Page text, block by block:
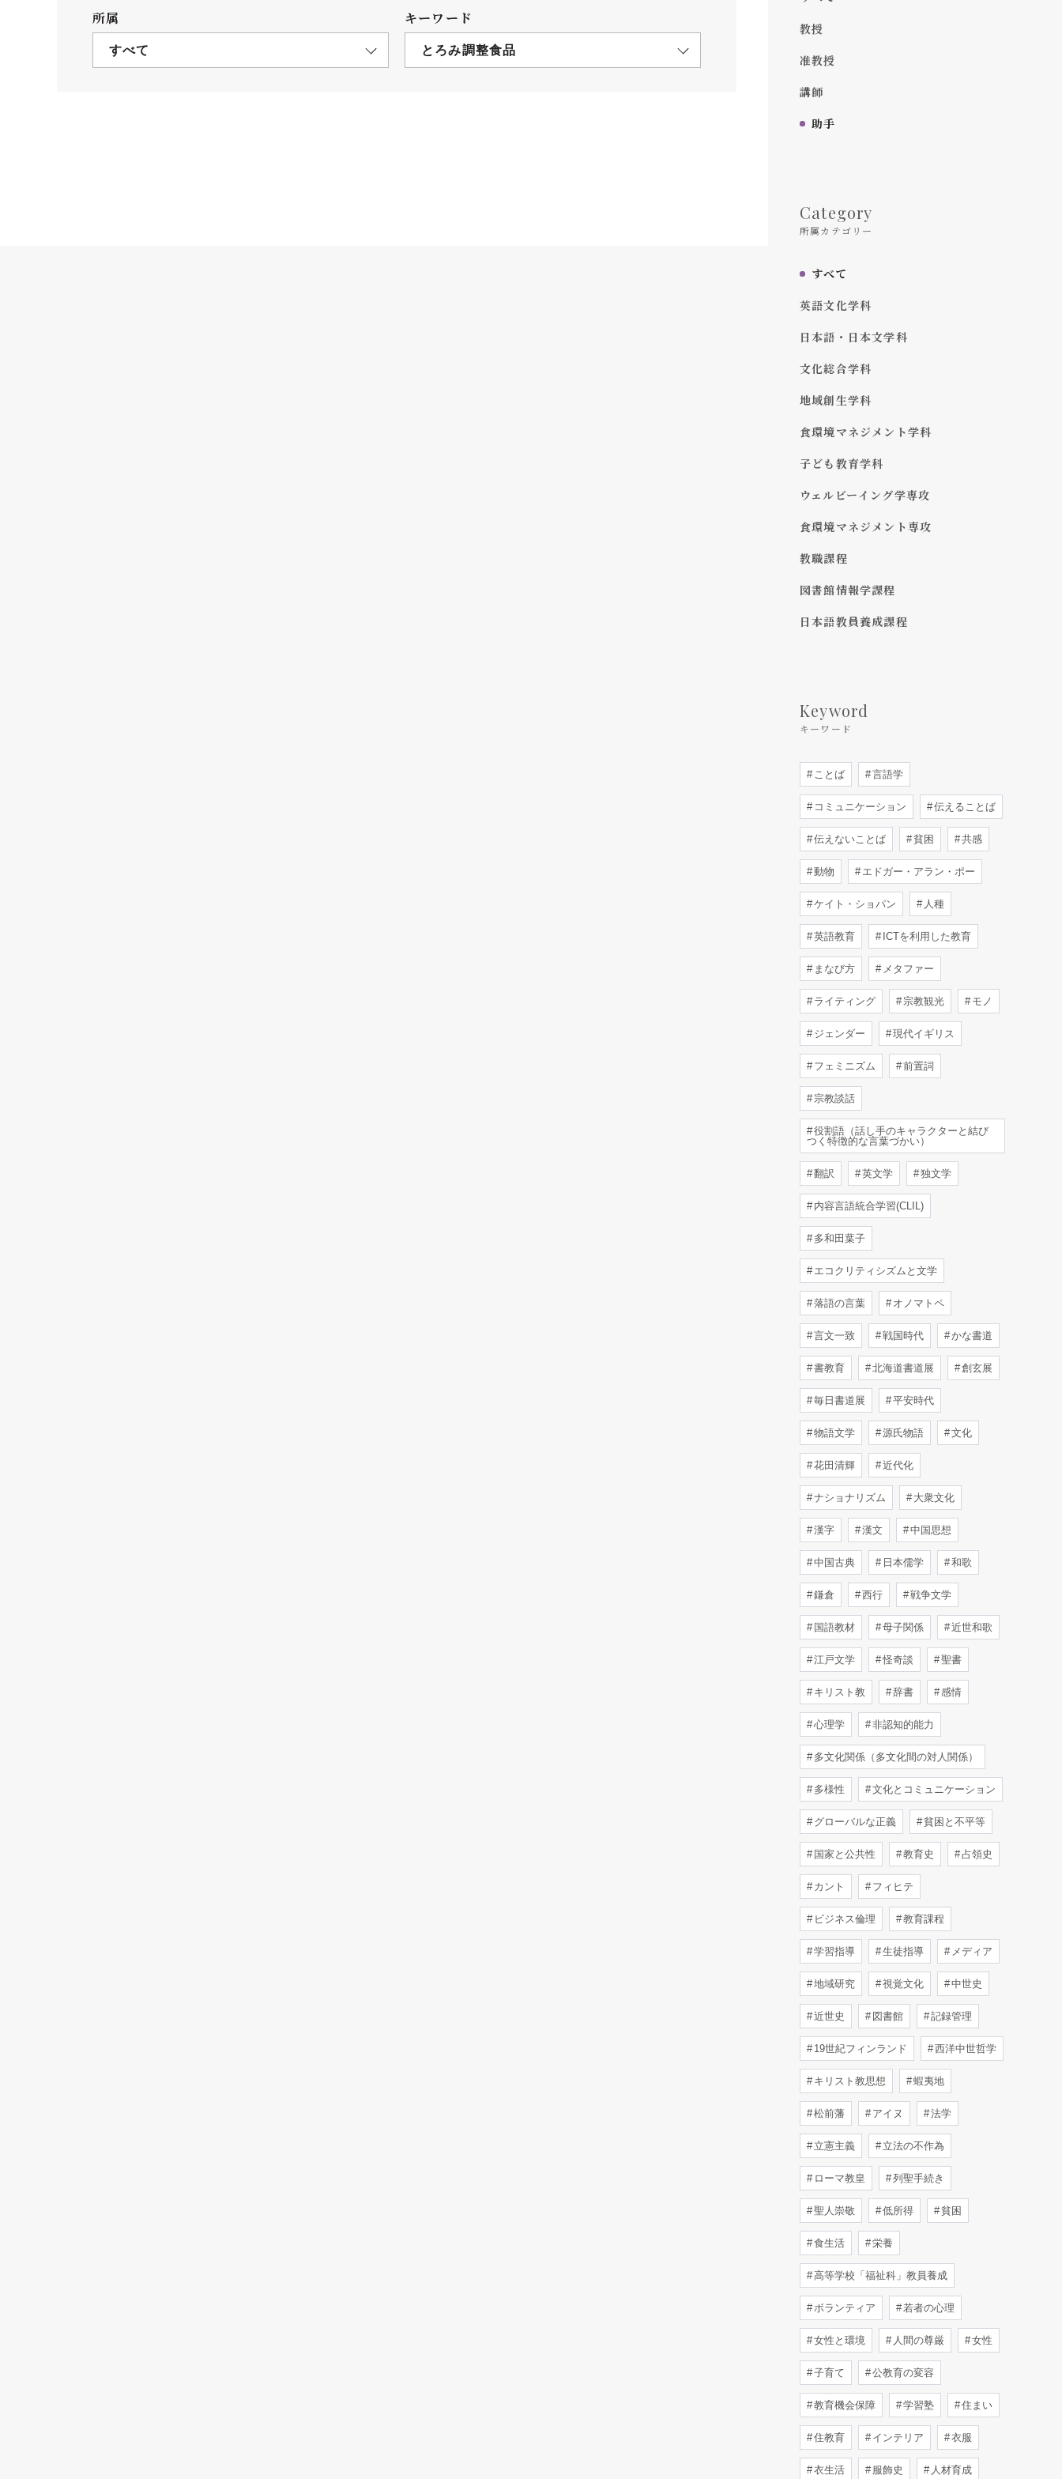
３Dパノラマビュー
所属
すべて
キーワード
とろみ調整食品
教授
准教授
講師
助手
Category
所属カテゴリー
すべて
英語文化学科
日本語・日本文学科
文化総合学科
地域創生学科
食環境マネジメント学科
子ども教育学科
ウェルビーイング学専攻
食環境マネジメント専攻
教職課程
図書館情報学課程
日本語教員養成課程
Keyword
キーワード
ことば 言語学
コミュニケーション 伝えることば
伝えないことば 貧困 共感
動物 エドガー・アラン・ポー
ケイト・ショパン 人種
英語教育 ICTを利用した教育
まなび方 メタファー
ライティング 宗教観光 モノ
ジェンダー 現代イギリス
フェミニズム 前置詞
宗教談話
役割語（話し手のキャラクターと結び
つく特徴的な言葉づかい）
翻訳 英文学 独文学
内容言語統合学習(CLIL)
多和田葉子
エコクリティシズムと文学
落語の言葉 オノマトペ
言文一致 戦国時代 かな書道
書教育 北海道書道展 創玄展
毎日書道展 平安時代
物語文学 源氏物語 文化
花田清輝 近代化
ナショナリズム 大衆文化
漢字 漢文 中国思想
中国古典 日本儒学 和歌
鎌倉 西行 戦争文学
国語教材 母子関係 近世和歌
江戸文学 怪奇談 聖書
キリスト教 辞書 感情
心理学 非認知的能力
多文化関係（多文化間の対人関係）
多様性 文化とコミュニケーション
グローバルな正義 貧困と不平等
国家と公共性 教育史 占領史
カント フィヒテ
ビジネス倫理 教育課程
学習指導 生徒指導 メディア
地域研究 視覚文化 中世史
近世史 図書館 記録管理
19世紀フィンランド 西洋中世哲学
キリスト教思想 蝦夷地
松前藩 アイヌ 法学
立憲主義 立法の不作為
ローマ教皇 列聖手続き
聖人崇敬 低所得 貧困
食生活 栄養
高等学校「福祉科」教員養成
ボランティア 若者の心理
女性と環境 人間の尊厳 女性
子育て 公教育の変容
教育機会保障 学習塾 住まい
住教育 インテリア 衣服
衣生活 服飾史 人材育成